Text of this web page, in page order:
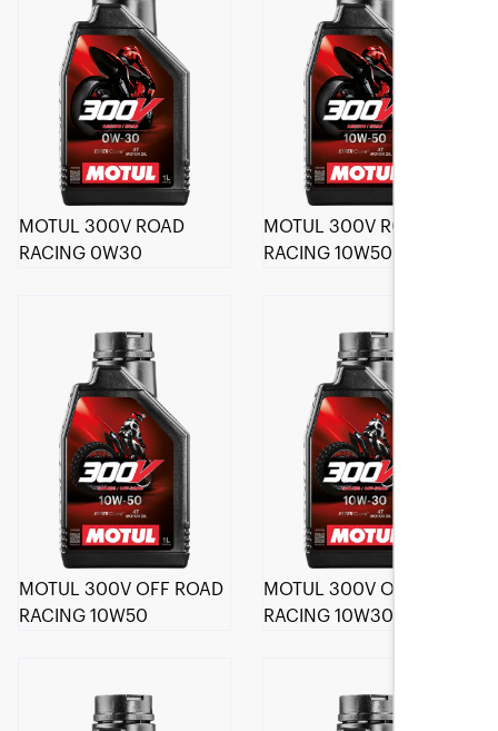
MOTUL 300V ROAD
RACING 0W30
MOTUL 300V ROAD
RACING 10W50
MOTUL 300V OFF ROAD
RACING 10W50
MOTUL 300V OFF ROAD
RACING 10W30